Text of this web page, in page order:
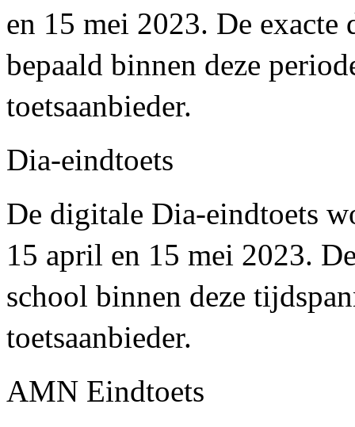
en 15 mei 2023. De
bepaald binnen deze
toetsaanbieder.
Dia-eindtoets
De digitale Dia-eindtoets
15 april en 15 mei 2023.
school binnen deze
toetsaanbieder.
AMN Eindtoets